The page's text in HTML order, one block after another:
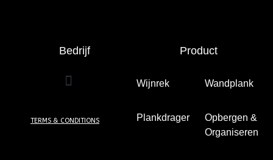
Bedrijf
TERMS & CONDITIONS
Product
Wijnrek
Wandplank
Plankdrager
Opbergen &
Organiseren